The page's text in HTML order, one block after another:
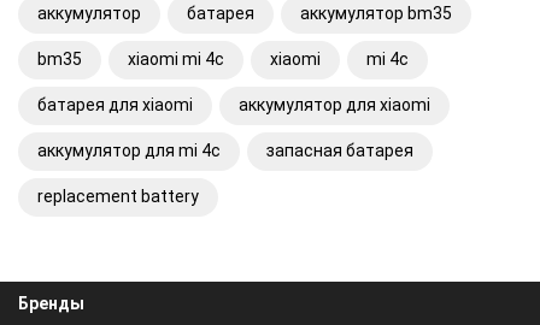
аккумулятор батарея аккумулятор bm35
bm35 xiaomi mi 4c xiaomi mi 4c
батарея для xiaomi аккумулятор для xiaomi
аккумулятор для mi 4c запасная батарея
replacement battery
Бренды